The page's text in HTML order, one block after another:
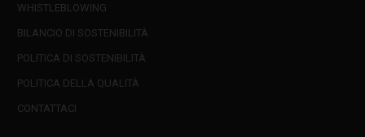
WHISTLEBLOWING
BILANCIO DI SOSTENIBILITÀ
POLITICA DI SOSTENIBILITÀ
POLITICA DELLA QUALITÀ
CONTATTACI